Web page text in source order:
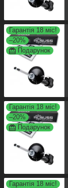
Гарантія 18 міс!
–20%
Подарунок
Гарантія 18 міс!
–20%
Подарунок
Гарантія 18 міс!